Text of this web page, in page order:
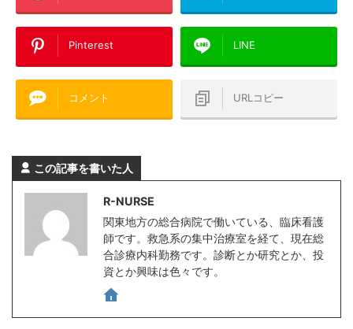
Pinterest LINE
コメント URLコピー
この記事を書いた人
R-NURSE
関東地方の総合病院で働いている、臨床看護
師です。救急系の集中治療室を経て、現在総
合診療内科勤務です。診断とか研究とか、投
資とか興味は色々です。